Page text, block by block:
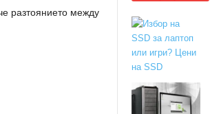
разтоянието между